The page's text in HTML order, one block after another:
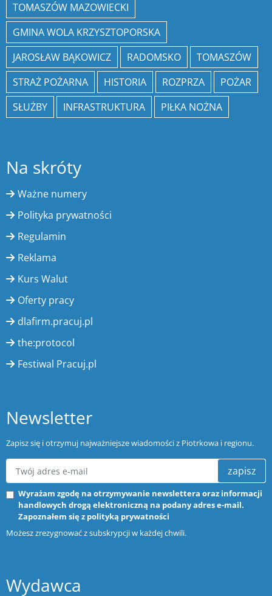
TOMASZÓW MAZOWIECKI
GMINA WOLA KRZYSZTOPORSKA
JAROSŁAW BĄKOWICZ
RADOMSKO
TOMASZÓW
STRAŻ POŻARNA
HISTORIA ROZPRZA
POŻAR
SŁUŻBY
INFRASTRUKTURA PIŁKA NOŻNA
Na skróty
Ważne numery
Polityka prywatności
Regulamin
Reklama
Kurs Walut
Oferty pracy
dlafirm.pracuj.pl
the:protocol
Festiwal Pracuj.pl
Newsletter
Zapisz się i otrzymuj najważniejsze wiadomości z Piotrkowa i regionu.
zapisz
Wyrażam zgodę na otrzymywanie newslettera oraz informacji
handlowych drogą elektroniczną na podany adres e-mail.
Zapoznałem się z polityką prywatności
Możesz zrezygnować z subskrypcji w każdej chwili.
Wydawca